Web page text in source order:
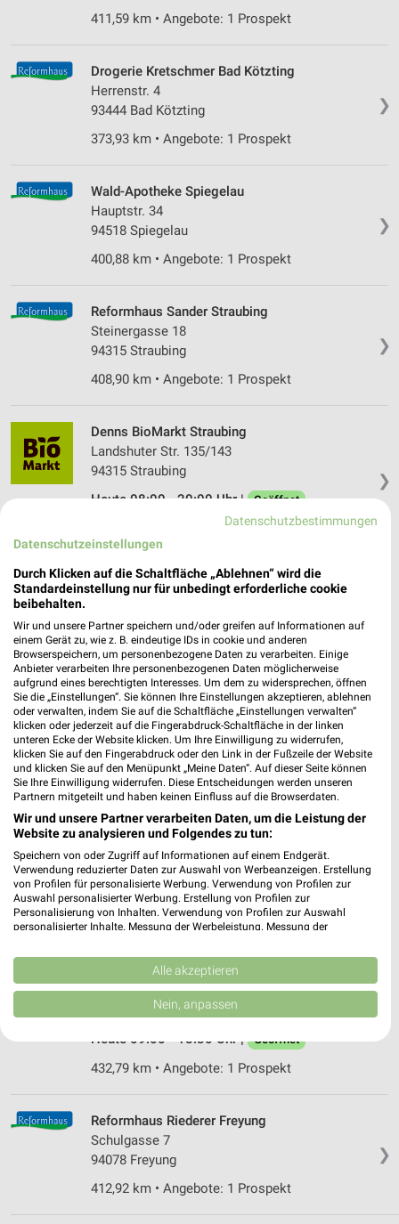
411,59 km • Angebote: 1 Prospekt
❯
Drogerie Kretschmer Bad Kötzting
Herrenstr. 4
93444 Bad Kötzting
373,93 km • Angebote: 1 Prospekt
❯
Wald-Apotheke Spiegelau
Hauptstr. 34
94518 Spiegelau
400,88 km • Angebote: 1 Prospekt
❯
Reformhaus Sander Straubing
Steinergasse 18
94315 Straubing
408,90 km • Angebote: 1 Prospekt
❯
Denns BioMarkt Straubing
Landshuter Str. 135/143
94315 Straubing
Heute 08:00 - 20:00 Uhr | Geöffnet
410,68 km • Angebote: 1 Prospekt
Denns BioMarkt Cham
93413 Cham
Heute 08:00 - 20:00 Uhr | Geöffnet
370,56 km • Angebote: 1 Prospekt
Drogerie D. Gall Eging am See
Oberer Markt 9
94535 Eging am See
423,52 km • Angebote: 1 Prospekt
Reformwaren Rauch Pilsting
Marktplatz 28
94431 Pilsting
428,01 km • Angebote: 1 Prospekt
❯
BIOTREFF Vilshofen
Furtgasse 4
94474 Vilshofen an der Donau
Heute 09:00 - 18:30 Uhr | Geöffnet
432,79 km • Angebote: 1 Prospekt
❯
Reformhaus Riederer Freyung
Schulgasse 7
94078 Freyung
412,92 km • Angebote: 1 Prospekt
Datenschutzbestimmungen
Datenschutzeinstellungen
Durch Klicken auf die Schaltfläche „Ablehnen“ wird die
Standardeinstellung nur für unbedingt erforderliche cookie
beibehalten.
Wir und unsere Partner speichern und/oder greifen auf Informationen auf
einem Gerät zu, wie z. B. eindeutige IDs in cookie und anderen
Browserspeichern, um personenbezogene Daten zu verarbeiten. Einige
Anbieter verarbeiten Ihre personenbezogenen Daten möglicherweise
aufgrund eines berechtigten Interesses. Um dem zu widersprechen, öffnen
Sie die „Einstellungen“. Sie können Ihre Einstellungen akzeptieren, ablehnen
oder verwalten, indem Sie auf die Schaltfläche „Einstellungen verwalten“
klicken oder jederzeit auf die Fingerabdruck-Schaltfläche in der linken
unteren Ecke der Website klicken. Um Ihre Einwilligung zu widerrufen,
klicken Sie auf den Fingerabdruck oder den Link in der Fußzeile der Website
und klicken Sie auf den Menüpunkt „Meine Daten“. Auf dieser Seite können
Sie Ihre Einwilligung widerrufen. Diese Entscheidungen werden unseren
Partnern mitgeteilt und haben keinen Einfluss auf die Browserdaten.
Wir und unsere Partner verarbeiten Daten, um die Leistung der
Website zu analysieren und Folgendes zu tun:
Speichern von oder Zugriff auf Informationen auf einem Endgerät.
Verwendung reduzierter Daten zur Auswahl von Werbeanzeigen. Erstellung
von Profilen für personalisierte Werbung. Verwendung von Profilen zur
Auswahl personalisierter Werbung. Erstellung von Profilen zur
Personalisierung von Inhalten. Verwendung von Profilen zur Auswahl
personalisierter Inhalte. Messung der Werbeleistung. Messung der
Kombinationen von Daten aus verschiedenen Quellen. Entwicklung und
Verbesserung der Angebote. Verwendung reduzierter Daten zur Auswahl
von Inhalten.
Daten können außerhalb der Europäischen Union weitergegeben und in die
USA gesendet werden.
Website/App.
Partnerliste anzeigen (1 IAB-Anbieter)
IAB-Verarbeitungszwecke:
Speichern von oder Zugriff auf Informationen
auf einem Endgerät
Verwendung reduzierter Daten zur Auswahl von
Alle akzeptieren
Nein, anpassen